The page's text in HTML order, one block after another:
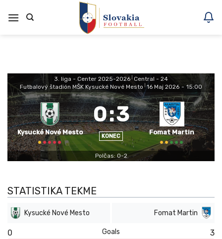
na
3. liga - Center 2025-2026 Central - 24
Futbalový štadión MŠK Kysucké Nové Mesto 16 Maj 2026 - 15:00
Kysucké Nové Mesto
0:3
KONEC
Fomat Martin
Polčas: 0-2
STATISTIKA TEKME
Kysucké Nové Mesto Fomat Martin
0 Goals 3